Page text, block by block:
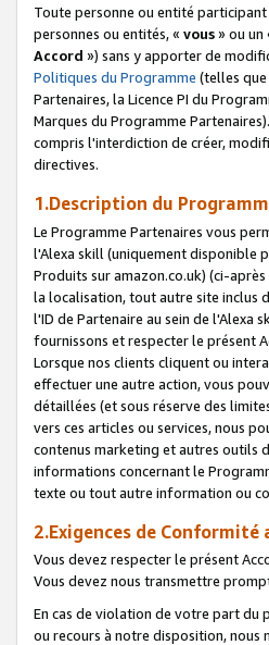
Toute personne ou entité
personnes ou entités, « vous» ou un
Accord ») sans y apporter de
Politiques du Programme (telles
Partenaires, la Licence PI du
Marques du Programme
compris l'interdiction de créer,
directives.
1.Description du
Le Programme Partenaires vous
l'Alexa skill (uniquement disponible
Produits sur amazon.co.uk) (ci-
la localisation, tout autre site inclus
l'ID de Partenaire au sein de l'Alexa
fournissons et respecter le présent
Lorsque nos clients cliquent ou
effectuer une autre action, vous
détaillées (et sous réserve des
vers ces articles ou services, nous
contenus marketing et autres outils
informations concernant le
texte ou tout autre information ou
2.Exigences de
Vous devez respecter le présent
Vous devez nous transmettre
En cas de violation de votre part du
ou recours à notre disposition, nous